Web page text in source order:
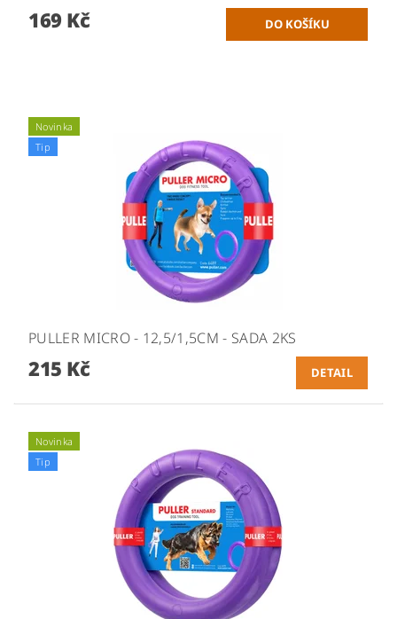
169 Kč
Novinka
Tip
PULLER MICRO - 12,5/1,5CM - SADA 2KS
215 Kč DETAIL
Novinka
Tip